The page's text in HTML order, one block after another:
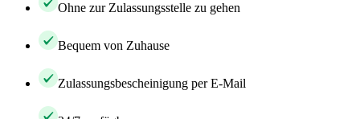
Ohne zur Zulassungsstelle zu gehen
Bequem von Zuhause
Zulassungsbescheinigung per E-Mail